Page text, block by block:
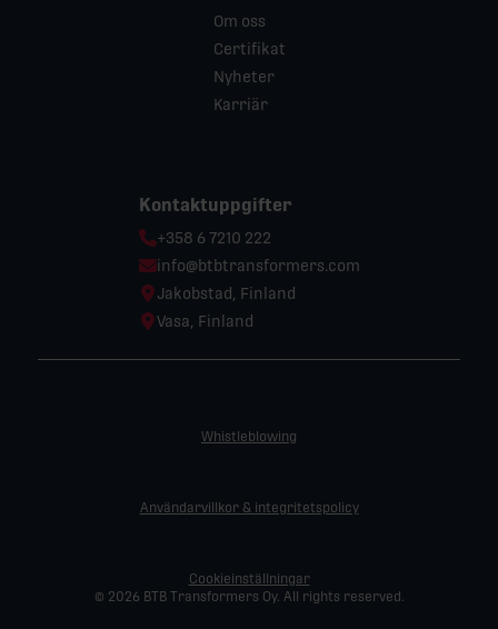
Om oss
Certifikat
Nyheter
Karriär
Kontaktuppgifter
Phone:
+358 6 7210 222
Email:
info@btbtransformers.com
Location:
Jakobstad, Finland
Location:
Vasa, Finland
© 2026 BTB Transformers Oy. All rights reserved.
Whistleblowing
Användarvillkor & integritetspolicy
Cookieinställningar